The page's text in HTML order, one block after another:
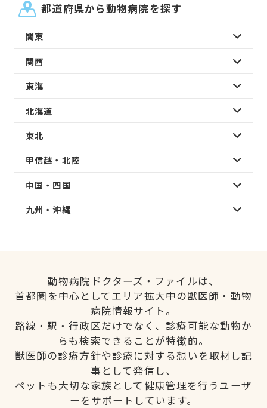
都道府県から動物病院を探す
関東
関西
東海
北海道
東北
甲信越・北陸
中国・四国
九州・沖縄
動物病院ドクターズ・ファイルは、
首都圏を中心としてエリア拡大中の獣医師・動物
病院情報サイト。
路線・駅・行政区だけでなく、診療可能な動物か
らも検索できることが特徴的。
獣医師の診療方針や診療に対する想いを取材し記
事として発信し、
ペットも大切な家族として健康管理を行うユーザ
ーをサポートしています。